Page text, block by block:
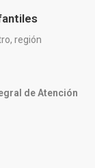
región
de Atención